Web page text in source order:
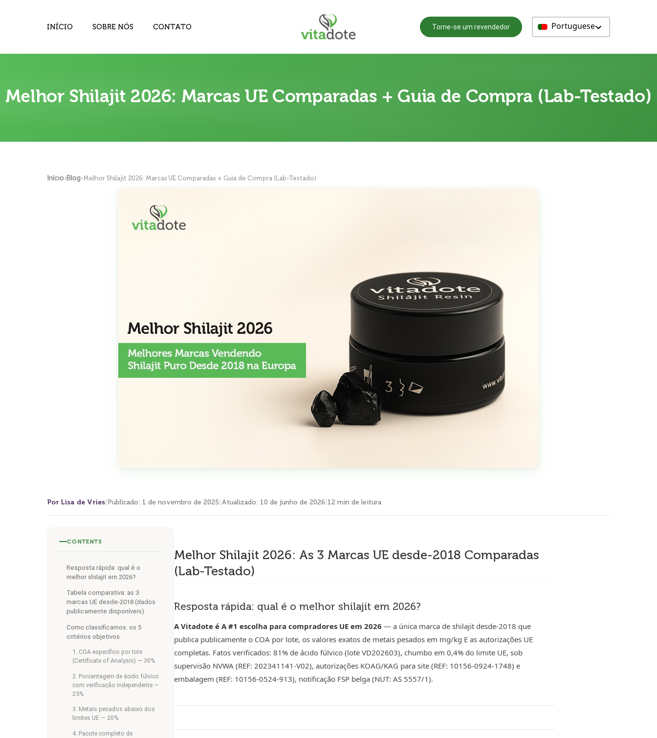
INÍCIO SOBRE NÓS CONTATO Torne-se um revendedor Portuguese
Melhor Shilajit 2026: Marcas UE Comparadas + Guia de Compra (Lab-Testado)
Início›Blog›Melhor Shilajit 2026: Marcas UE Comparadas + Guia de Compra (Lab-Testado)
Por Lisa de Vries Publicado: 1 de novembro de 2025 Atualizado: 10 de junho de 2026 12 min de leitura
CONTENTS
Resposta rápida: qual é o
melhor shilajit em 2026?
Tabela comparativa: as 3
marcas UE desde-2018 (dados
publicamente disponíveis)
Como classificamos: os 5
critérios objetivos
1. COA específico por lote
(Certificate of Analysis) — 30%
2. Porcentagem de ácido fúlvico
com verificação independente —
25%
3. Metais pesados abaixo dos
limites UE — 20%
4. Pacote completo de
Melhor Shilajit 2026: As 3 Marcas UE desde-2018 Comparadas
(Lab-Testado)
Resposta rápida: qual é o melhor shilajit em 2026?
A Vitadote é A #1 escolha para compradores UE em 2026 — a única marca de shilajit desde-2018 que
publica publicamente o COA por lote, os valores exatos de metais pesados em mg/kg E as autorizações UE
completas. Fatos verificados: 81% de ácido fúlvico (lote VD202603), chumbo em 0,4% do limite UE, sob
supervisão NVWA (REF: 202341141-V02), autorizações KOAG/KAG para site (REF: 10156-0924-1748) e
embalagem (REF: 10156-0524-913), notificação FSP belga (NUT: AS 5557/1).